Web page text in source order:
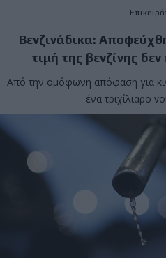
Βενζινάδικα:
τιμή της βενζίνης
Από την ομόφωνη απόφαση για
ένα τριχίλιαρο